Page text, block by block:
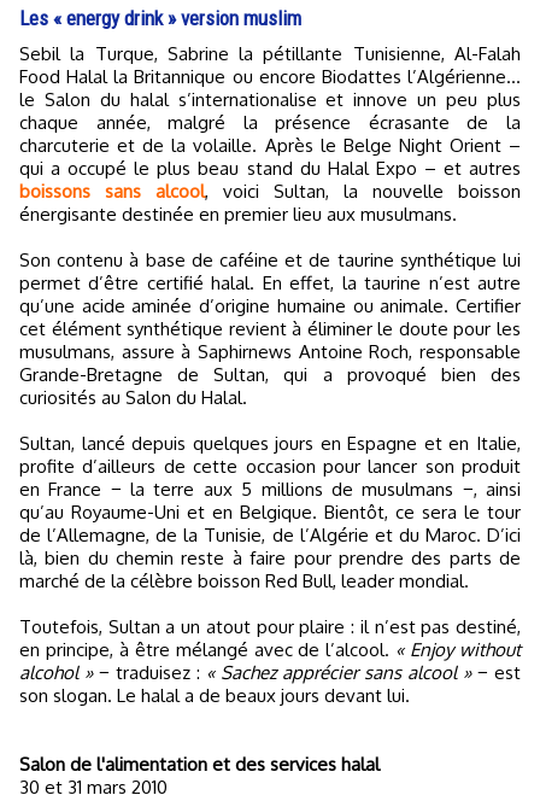
Les « energy drink » version muslim
Sebil la Turque, Sabrine la pétillante Tunisienne, Al-Falah
Food Halal la Britannique ou encore Biodattes l’Algérienne…
le Salon du halal s’internationalise et innove un peu plus
chaque année, malgré la présence écrasante de la
charcuterie et de la volaille. Après le Belge Night Orient –
qui a occupé le plus beau stand du Halal Expo – et autres
boissons sans alcool, voici Sultan, la nouvelle boisson
énergisante destinée en premier lieu aux musulmans.
Son contenu à base de caféine et de taurine synthétique lui
permet d’être certifié halal. En effet, la taurine n’est autre
qu’une acide aminée d’origine humaine ou animale. Certifier
cet élément synthétique revient à éliminer le doute pour les
musulmans, assure à Saphirnews Antoine Roch, responsable
Grande-Bretagne de Sultan, qui a provoqué bien des
curiosités au Salon du Halal.
Sultan, lancé depuis quelques jours en Espagne et en Italie,
profite d’ailleurs de cette occasion pour lancer son produit
en France − la terre aux 5 millions de musulmans −, ainsi
qu’au Royaume-Uni et en Belgique. Bientôt, ce sera le tour
de l’Allemagne, de la Tunisie, de l’Algérie et du Maroc. D’ici
là, bien du chemin reste à faire pour prendre des parts de
marché de la célèbre boisson Red Bull, leader mondial.
Toutefois, Sultan a un atout pour plaire : il n’est pas destiné,
en principe, à être mélangé avec de l’alcool. « Enjoy without
alcohol »− traduisez : « Sachez apprécier sans alcool »− est
son slogan. Le halal a de beaux jours devant lui.
Salon de l'alimentation et des services halal
30 et 31 mars 2010